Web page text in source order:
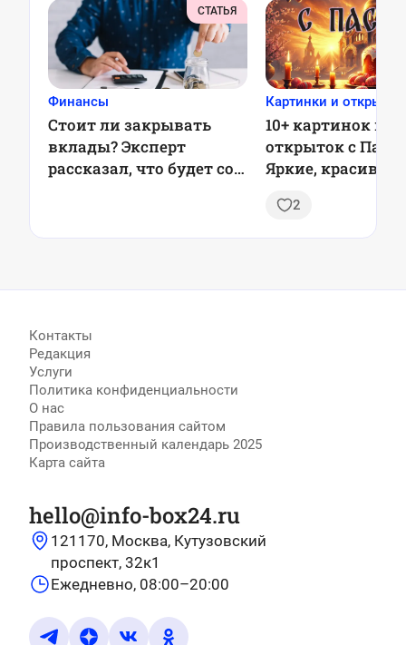
СТАТЬЯ
Финансы
Стоит ли закрывать
вклады? Эксперт
рассказал, что будет со
Картинки и открытки
10+ картинок и
открыток с
Яркие, красивые,
2
Контакты
Редакция
Услуги
Политика конфиденциальности
О нас
Правила пользования сайтом
Производственный календарь 2025
Карта сайта
hello@info-box24.ru
121170, Москва, Кутузовский
проспект, 32к1
Ежедневно, 08:00–20:00